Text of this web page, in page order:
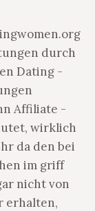
durch
Dating -
Affiliate -
wirklich
da den bei
im griff
nicht von
erhalten,